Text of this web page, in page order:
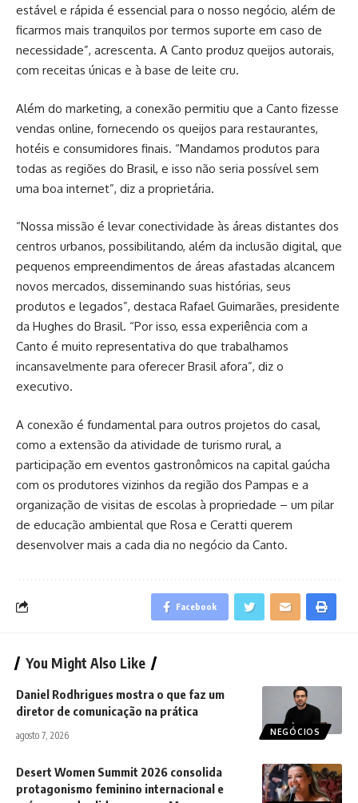
estável e rápida é essencial para o nosso negócio, além de
ficarmos mais tranquilos por termos suporte em caso de
necessidade”, acrescenta. A Canto produz queijos autorais,
com receitas únicas e à base de leite cru.
Além do marketing, a conexão permitiu que a Canto fizesse
vendas online, fornecendo os queijos para restaurantes,
hotéis e consumidores finais. “Mandamos produtos para
todas as regiões do Brasil, e isso não seria possível sem
uma boa internet”, diz a proprietária.
“Nossa missão é levar conectividade às áreas distantes dos
centros urbanos, possibilitando, além da inclusão digital, que
pequenos empreendimentos de áreas afastadas alcancem
novos mercados, disseminando suas histórias, seus
produtos e legados”, destaca Rafael Guimarães, presidente
da Hughes do Brasil. “Por isso, essa experiência com a
Canto é muito representativa do que trabalhamos
incansavelmente para oferecer Brasil afora”, diz o
executivo.
A conexão é fundamental para outros projetos do casal,
como a extensão da atividade de turismo rural, a
participação em eventos gastronômicos na capital gaúcha
com os produtores vizinhos da região dos Pampas e a
organização de visitas de escolas à propriedade – um pilar
de educação ambiental que Rosa e Ceratti querem
desenvolver mais a cada dia no negócio da Canto.
Facebook
You Might Also Like
NEGÓCIOS
Daniel Rodhrigues mostra o que faz um
diretor de comunicação na prática
agosto 7, 2026
Desert Women Summit 2026 consolida
protagonismo feminino internacional e